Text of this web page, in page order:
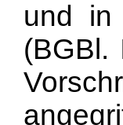
und in
(BGBl.